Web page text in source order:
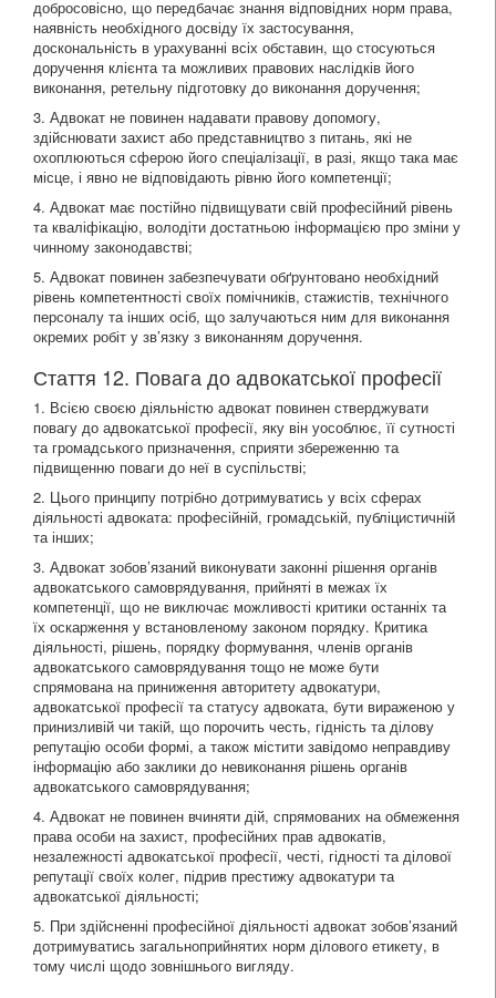
добросовісно, що передбачає знання відповідних норм права,
наявність необхідного досвіду їх застосування,
доскональність в урахуванні всіх обставин, що стосуються
доручення клієнта та можливих правових наслідків його
виконання, ретельну підготовку до виконання доручення;
3. Адвокат не повинен надавати правову допомогу,
здійснювати захист або представництво з питань, які не
охоплюються сферою його спеціалізації, в разі, якщо така має
місце, і явно не відповідають рівню його компетенції;
4. Адвокат має постійно підвищувати свій професійний рівень
та кваліфікацію, володіти достатньою інформацією про зміни у
чинному законодавстві;
5. Адвокат повинен забезпечувати обґрунтовано необхідний
рівень компетентності своїх помічників, стажистів, технічного
персоналу та інших осіб, що залучаються ним для виконання
окремих робіт у зв’язку з виконанням доручення.
Стаття 12. Повага до адвокатської професії
1. Всією своєю діяльністю адвокат повинен стверджувати
повагу до адвокатської професії, яку він уособлює, її сутності
та громадського призначення, сприяти збереженню та
підвищенню поваги до неї в суспільстві;
2. Цього принципу потрібно дотримуватись у всіх сферах
діяльності адвоката: професійній, громадській, публіцистичній
та інших;
3. Адвокат зобов’язаний виконувати законні рішення органів
адвокатського самоврядування, прийняті в межах їх
компетенції, що не виключає можливості критики останніх та
їх оскарження у встановленому законом порядку. Критика
діяльності, рішень, порядку формування, членів органів
адвокатського самоврядування тощо не може бути
спрямована на приниження авторитету адвокатури,
адвокатської професії та статусу адвоката, бути вираженою у
принизливій чи такій, що порочить честь, гідність та ділову
репутацію особи формі, а також містити завідомо неправдиву
інформацію або заклики до невиконання рішень органів
адвокатського самоврядування;
4. Адвокат не повинен вчиняти дій, спрямованих на обмеження
права особи на захист, професійних прав адвокатів,
незалежності адвокатської професії, честі, гідності та ділової
репутації своїх колег, підрив престижу адвокатури та
адвокатської діяльності;
5. При здійсненні професійної діяльності адвокат зобов’язаний
дотримуватись загальноприйнятих норм ділового етикету, в
тому числі щодо зовнішнього вигляду.